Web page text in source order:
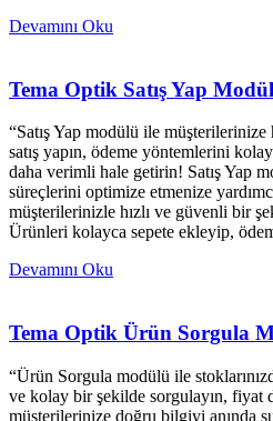
Devamını Oku
Tema Optik Satış Yap
“Satış Yap modülü ile
satış yapın, ödeme yöntemlerini
daha verimli hale getirin! Satış Yap
süreçlerini optimize etmenize
müşterilerinizle hızlı ve güvenli bir
Ürünleri kolayca sepete ekleyip,
Devamını Oku
Tema Optik Ürün Sorgula
“Ürün Sorgula modülü ile
ve kolay bir şekilde sorgulayın,
müşterilerinize doğru bilgiyi anında